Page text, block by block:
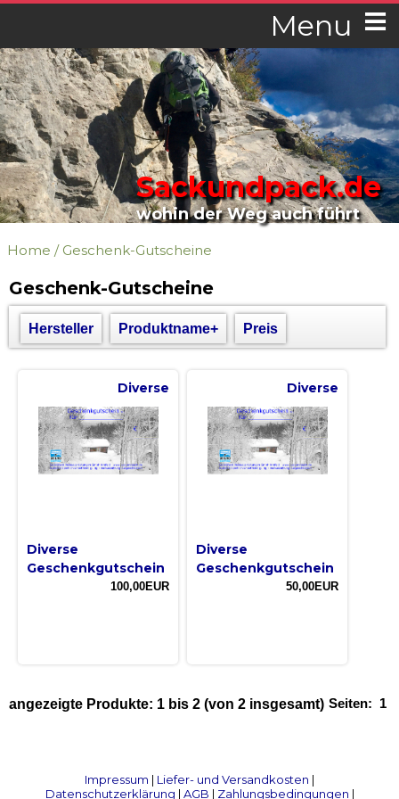
Menu
Sackundpack.de
wohin der Weg auch führt
Home / Geschenk-Gutscheine
Geschenk-Gutscheine
Hersteller Produktname+ Preis
Diverse
Diverse
Geschenkgutschein
100,00EUR
Diverse
Diverse
Geschenkgutschein
50,00EUR
Seiten: 1
angezeigte Produkte: 1 bis 2 (von 2 insgesamt)
Impressum | Liefer- und Versandkosten |
Datenschutzerklärung | AGB | Zahlungsbedingungen |